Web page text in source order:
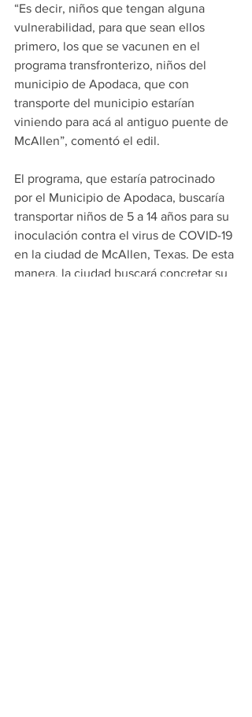
“Es decir, niños que tengan alguna
vulnerabilidad, para que sean ellos
primero, los que se vacunen en el
programa transfronterizo, niños del
municipio de Apodaca, que con
transporte del municipio estarían
viniendo para acá al antiguo puente de
McAllen”, comentó el edil.
El programa, que estaría patrocinado
por el Municipio de Apodaca, buscaría
transportar niños de 5 a 14 años para su
inoculación contra el virus de COVID-19
en la ciudad de McAllen, Texas. De esta
manera, la ciudad buscará concretar su